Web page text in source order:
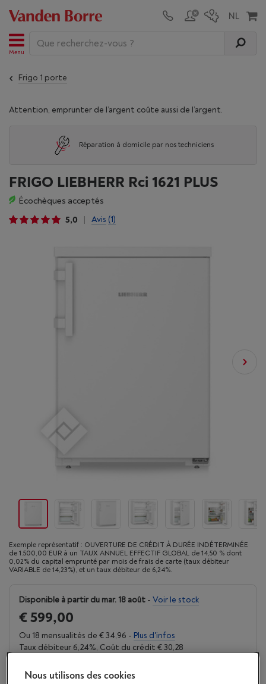
Menu
Frigo 1 porte
Attention, emprunter de l’argent coûte aussi de l’argent.
Réparation à domicile par nos techniciens
FRIGO LIEBHERR Rci 1621 PLUS
Écochèques acceptés
5,0
Avis (1)
Exemple représentatif : OUVERTURE DE CRÉDIT À DURÉE INDÉTERMINÉE
de 1.500,00 EUR à un TAUX ANNUEL EFFECTIF GLOBAL de 14,50 % dont
0,02% du capital emprunté par mois de frais de carte (taux débiteur
VARIABLE de 14,23%), et un taux débiteur de 6,24%.
Disponible à partir du mar. 18 août - Voir le stock
€ 599,00
Ou 18 mensualités de € 34,96 - Plus d'infos
Taux débiteur 6,24%, Coût du crédit € 30,28
J'achète
Nous utilisons des cookies